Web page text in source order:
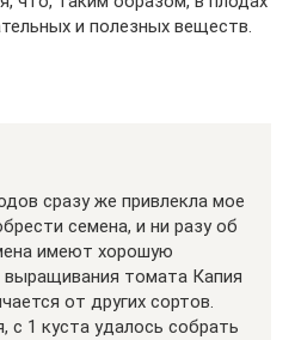
и полезных веществ.
сразу же привлекла мое
семена, и ни разу об
имеют хорошую
выращивания томата Капия
от других сортов.
с 1 куста удалось собрать